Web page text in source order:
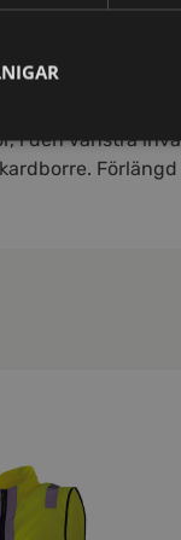
invändig
i den vänstra